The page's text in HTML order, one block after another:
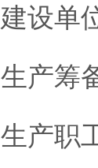
建设单
生产筹
生产职